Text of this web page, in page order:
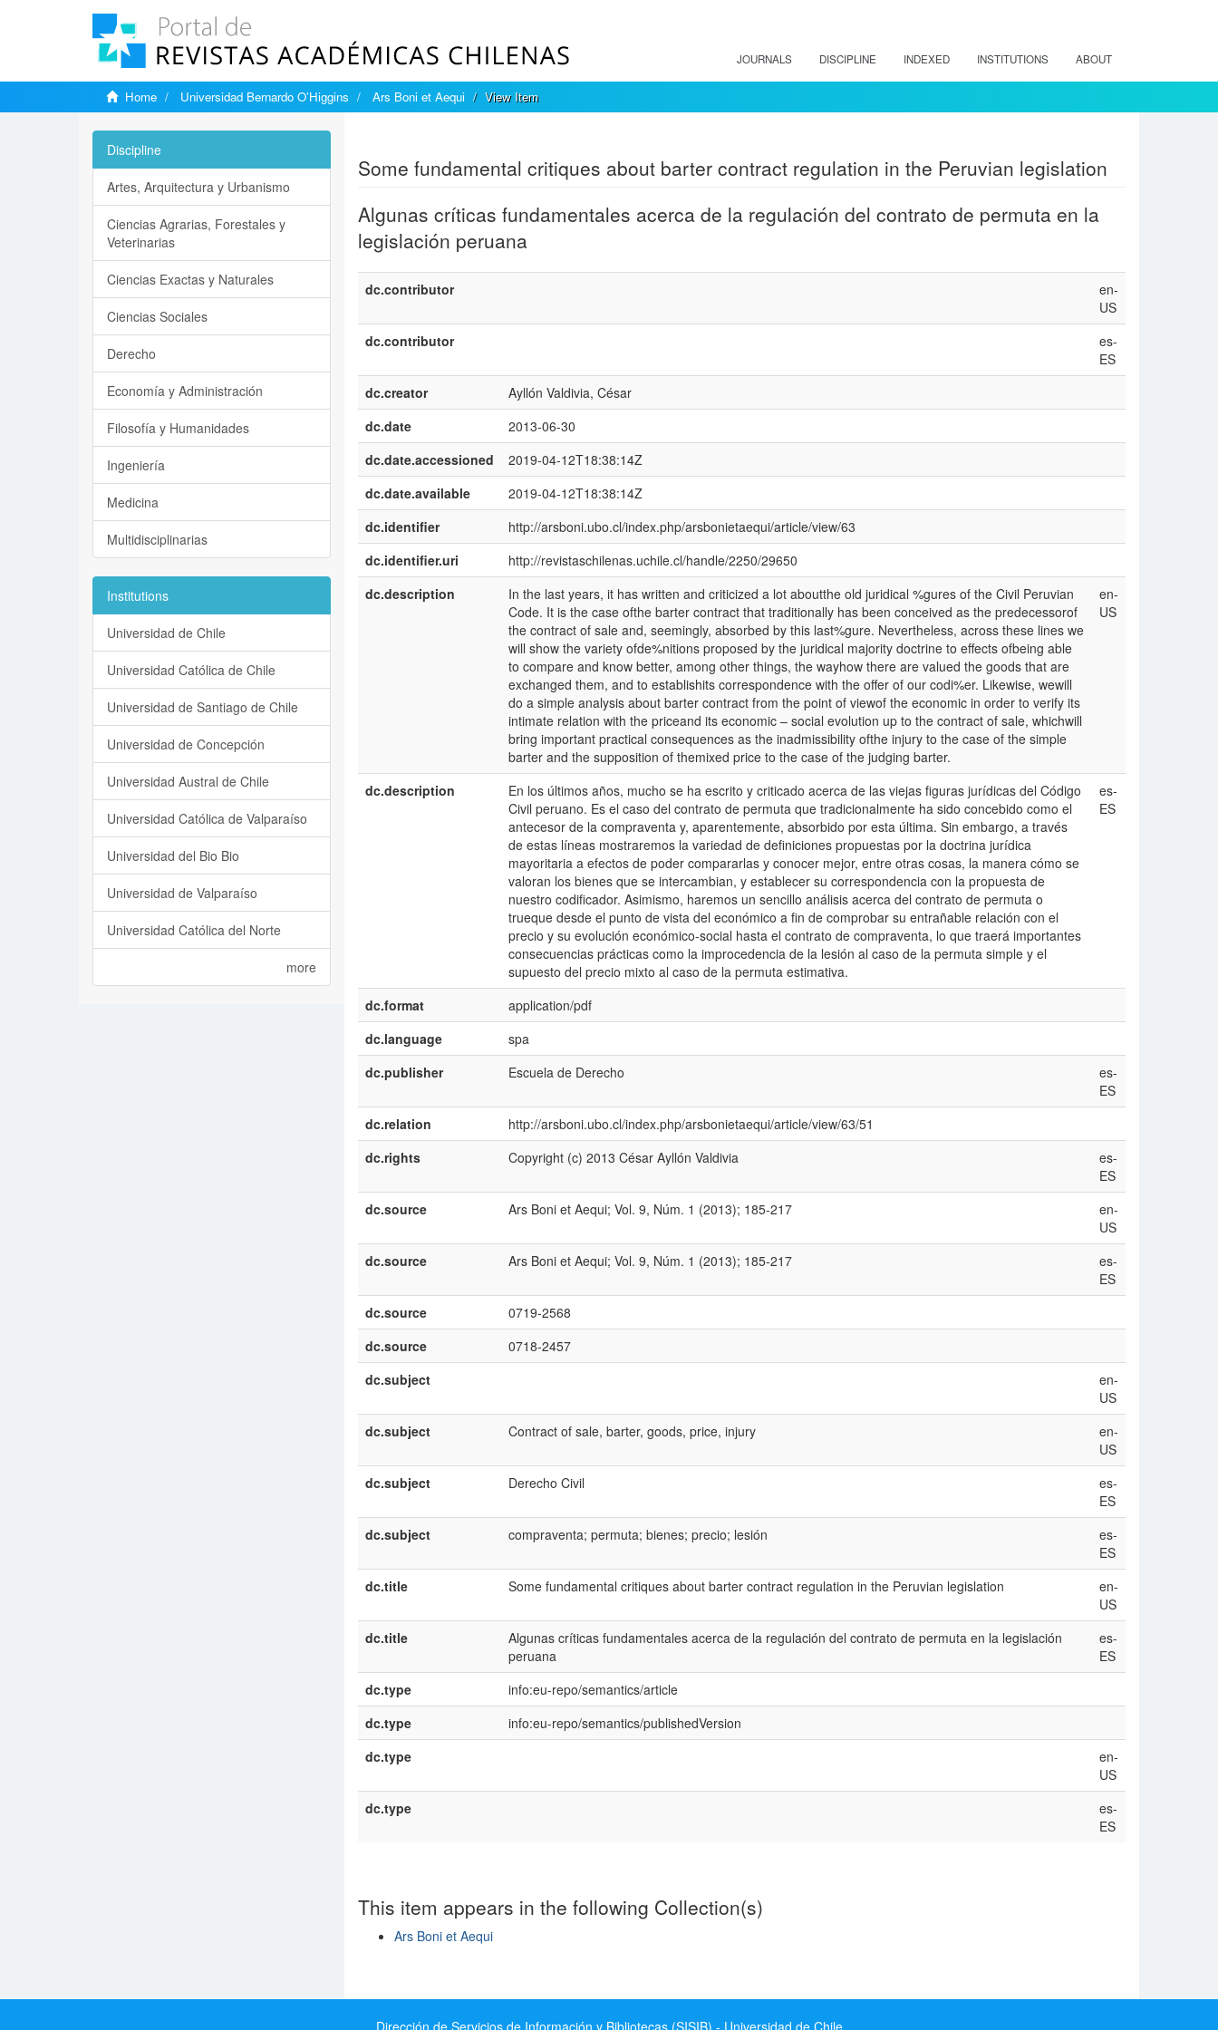
JOURNALS DISCIPLINE INDEXED INSTITUTIONS ABOUT
Home Universidad Bernardo O’Higgins Ars Boni et Aequi View Item
Some fundamental critiques about barter contract regulation in the Peruvian legislation
Algunas críticas fundamentales acerca de la regulación del contrato de permuta en la
legislación peruana
dc.contributor
en-
US
dc.contributor
es-
ES
dc.creator
Ayllón Valdivia, César
dc.date
2013-06-30
dc.date.accessioned
2019-04-12T18:38:14Z
dc.date.available
2019-04-12T18:38:14Z
dc.identifier
http://arsboni.ubo.cl/index.php/arsbonietaequi/article/view/63
dc.identifier.uri
http://revistaschilenas.uchile.cl/handle/2250/29650
dc.description
In the last years, it has written and criticized a lot aboutthe old juridical %gures of the Civil Peruvian
Code. It is the case ofthe barter contract that traditionally has been conceived as the predecessorof
the contract of sale and, seemingly, absorbed by this last%gure. Nevertheless, across these lines we
will show the variety ofde%nitions proposed by the juridical majority doctrine to effects ofbeing able
to compare and know better, among other things, the wayhow there are valued the goods that are
exchanged them, and to establishits correspondence with the offer of our codi%er. Likewise, wewill
do a simple analysis about barter contract from the point of viewof the economic in order to verify its
intimate relation with the priceand its economic – social evolution up to the contract of sale, whichwill
bring important practical consequences as the inadmissibility ofthe injury to the case of the simple
barter and the supposition of themixed price to the case of the judging barter.
en-
US
dc.description
En los últimos años, mucho se ha escrito y criticado acerca de las viejas figuras jurídicas del Código
Civil peruano. Es el caso del contrato de permuta que tradicionalmente ha sido concebido como el
antecesor de la compraventa y, aparentemente, absorbido por esta última. Sin embargo, a través
de estas líneas mostraremos la variedad de definiciones propuestas por la doctrina jurídica
mayoritaria a efectos de poder compararlas y conocer mejor, entre otras cosas, la manera cómo se
valoran los bienes que se intercambian, y establecer su correspondencia con la propuesta de
nuestro codificador. Asimismo, haremos un sencillo análisis acerca del contrato de permuta o
trueque desde el punto de vista del económico a fin de comprobar su entrañable relación con el
precio y su evolución económico-social hasta el contrato de compraventa, lo que traerá importantes
consecuencias prácticas como la improcedencia de la lesión al caso de la permuta simple y el
supuesto del precio mixto al caso de la permuta estimativa.
es-
ES
dc.format
application/pdf
dc.language
spa
dc.publisher
Escuela de Derecho
es-
ES
dc.relation
http://arsboni.ubo.cl/index.php/arsbonietaequi/article/view/63/51
dc.rights
Copyright (c) 2013 César Ayllón Valdivia
es-
ES
dc.source
Ars Boni et Aequi; Vol. 9, Núm. 1 (2013); 185-217
en-
US
dc.source
Ars Boni et Aequi; Vol. 9, Núm. 1 (2013); 185-217
es-
ES
dc.source
0719-2568
dc.source
0718-2457
dc.subject
en-
US
dc.subject
Contract of sale, barter, goods, price, injury
en-
US
dc.subject
Derecho Civil
es-
ES
dc.subject
compraventa; permuta; bienes; precio; lesión
es-
ES
dc.title
Some fundamental critiques about barter contract regulation in the Peruvian legislation
en-
US
dc.title
Algunas críticas fundamentales acerca de la regulación del contrato de permuta en la legislación
peruana
es-
ES
dc.type
info:eu-repo/semantics/article
dc.type
info:eu-repo/semantics/publishedVersion
dc.type
en-
US
dc.type
es-
ES
This item appears in the following Collection(s)
Ars Boni et Aequi
Discipline
Artes, Arquitectura y Urbanismo
Ciencias Agrarias, Forestales y
Veterinarias
Ciencias Exactas y Naturales
Ciencias Sociales
Derecho
Economía y Administración
Filosofía y Humanidades
Ingeniería
Medicina
Multidisciplinarias
Institutions
Universidad de Chile
Universidad Católica de Chile
Universidad de Santiago de Chile
Universidad de Concepción
Universidad Austral de Chile
Universidad Católica de Valparaíso
Universidad del Bio Bio
Universidad de Valparaíso
Universidad Católica del Norte
more
Dirección de Servicios de Información y Bibliotecas (SISIB) - Universidad de Chile